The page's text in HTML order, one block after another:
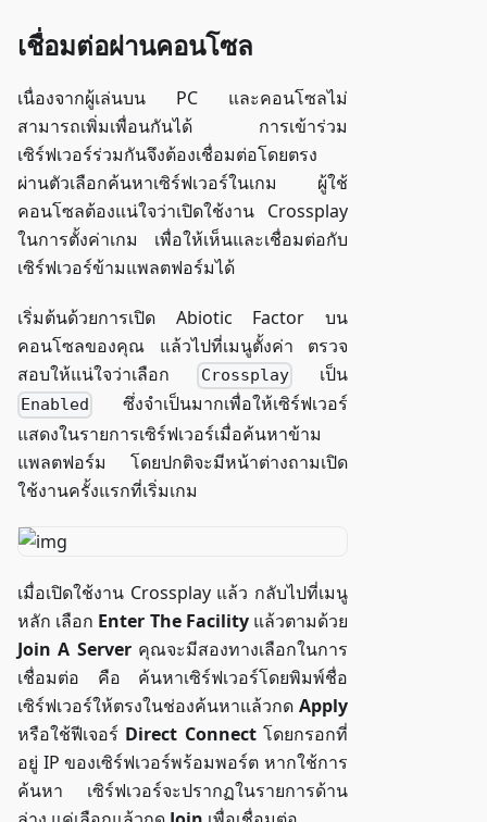
เชื่อมต่อผ่านคอนโซล
เนื่องจากผู้เล่นบน PC และคอนโซลไม่
สามารถเพิ่มเพื่อนกันได้ การเข้าร่วม
เซิร์ฟเวอร์ร่วมกันจึงต้องเชื่อมต่อโดยตรง
ผ่านตัวเลือกค้นหาเซิร์ฟเวอร์ในเกม ผู้ใช้
คอนโซลต้องแน่ใจว่าเปิดใช้งาน Crossplay
ในการตั้งค่าเกม เพื่อให้เห็นและเชื่อมต่อกับ
เซิร์ฟเวอร์ข้ามแพลตฟอร์มได้
เริ่มต้นด้วยการเปิด Abiotic Factor บน
คอนโซลของคุณ แล้วไปที่เมนูตั้งค่า ตรวจ
สอบให้แน่ใจว่าเลือก
Crossplay เป็น
Enabled
ซึ่งจำเป็นมากเพื่อให้เซิร์ฟเวอร์
แสดงในรายการเซิร์ฟเวอร์เมื่อค้นหาข้าม
แพลตฟอร์ม โดยปกติจะมีหน้าต่างถามเปิด
ใช้งานครั้งแรกที่เริ่มเกม
เมื่อเปิดใช้งาน Crossplay แล้ว กลับไปที่เมนู
หลัก เลือก Enter The Facilityแล้วตามด้วย
Join A Serverคุณจะมีสองทางเลือกในการ
เชื่อมต่อ คือ ค้นหาเซิร์ฟเวอร์โดยพิมพ์ชื่อ
เซิร์ฟเวอร์ให้ตรงในช่องค้นหาแล้วกด Apply
หรือใช้ฟีเจอร์ Direct Connectโดยกรอกที่
อยู่ IP ของเซิร์ฟเวอร์พร้อมพอร์ต หากใช้การ
ค้นหา เซิร์ฟเวอร์จะปรากฏในรายการด้าน